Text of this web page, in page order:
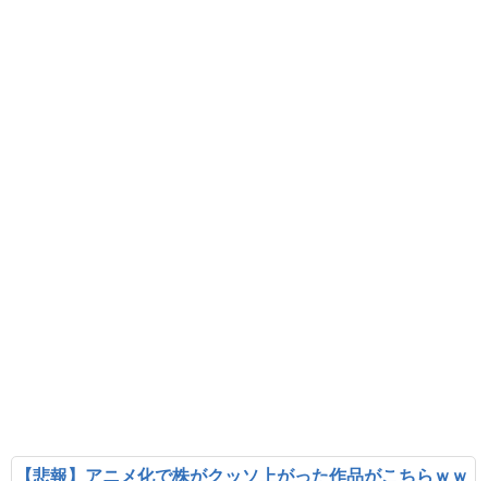
【悲報】アニメ化で株がクッソ上がった作品がこちらｗｗ